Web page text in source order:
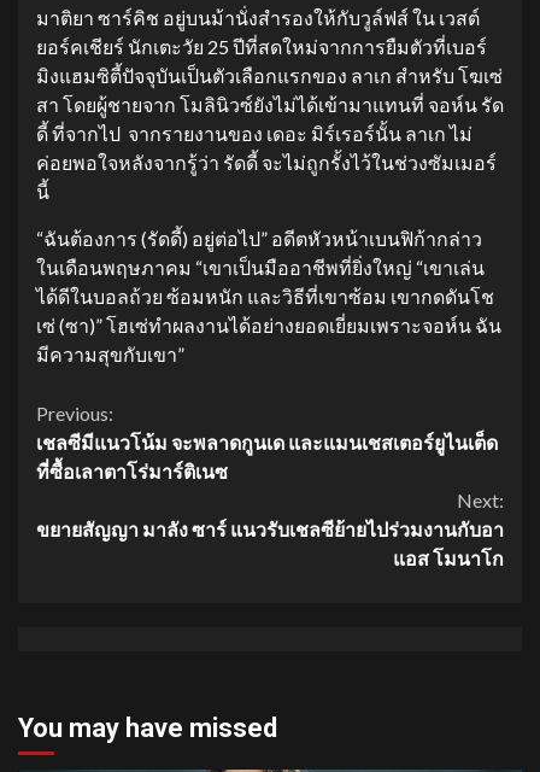
มาติยา ซาร์คิช อยู่บนม้านั่งสำรองให้กับวูล์ฟส์ ใน เวสต์
ยอร์คเชียร์ นักเตะวัย 25 ปีที่สดใหม่จากการยืมตัวที่เบอร์
มิงแฮมซิตี้ปัจจุบันเป็นตัวเลือกแรกของ ลาเก สำหรับ โฆเซ่
สา โดยผู้ชายจาก โมลินิวซ์ยังไม่ได้เข้ามาแทนที่ จอห์น รัด
ดี้ ที่จากไป จากรายงานของ เดอะ มิร์เรอร์นั้น ลาเก ไม่
ค่อยพอใจหลังจากรู้ว่า รัดดี้ จะไม่ถูกรั้งไว้ในช่วงซัมเมอร์
นี้
“ฉันต้องการ (รัดดี้) อยู่ต่อไป” อดีตหัวหน้าเบนฟิก้ากล่าว
ในเดือนพฤษภาคม “เขาเป็นมืออาชีพที่ยิ่งใหญ่ “เขาเล่น
ได้ดีในบอลถ้วย ซ้อมหนัก และวิธีที่เขาซ้อม เขากดดันโช
เซ่ (ซา)” โฮเซ่ทำผลงานได้อย่างยอดเยี่ยมเพราะจอห์น ฉัน
มีความสุขกับเขา”
Continue
Reading
Previous:
เชลซีมีแนวโน้ม จะพลาดกูนเด และแมนเชสเตอร์ยูไนเต็ด
ที่ซื้อเลาตาโร่มาร์ติเนซ
Next:
ขยายสัญญา มาลัง ซาร์ แนวรับเชลซีย้ายไปร่วมงานกับอา
แอส โมนาโก
You may have missed